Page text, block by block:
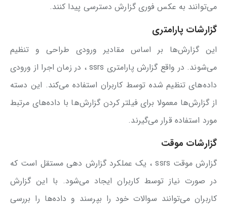
می‌توانند به عکس فوری گزارش دسترسی پیدا کنند.
گزارشات پارامتری
این گزارش‌ها بر اساس مقادیر ورودی طراحی و تنظیم
می‌شوند. در واقع گزارش پارامتری ssrs ، در زمان اجرا از ورودی‌
داده‌های تنظیم شده توسط کاربران استفاده می‌کند. این دسته
از گزارش‌ها معمولا برای فیلتر کردن گزارش‌ها با داده‌های مرتبط
مورد استفاده قرار می‌گیرند.
گزارشات موقت
گزارش موقت ssrs ، یک عملکرد گزارش دهی مستقل است که
در صورت نیاز توسط کاربران ایجاد می‌شود. با این گزارش
کاربران می‌توانند سوالات خود را بپرسند و داده‌ها را بررسی